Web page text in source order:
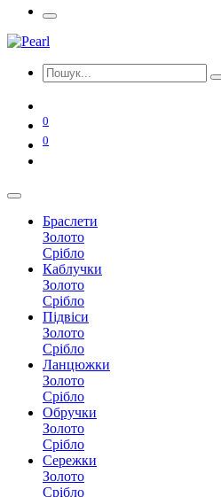
0
0
Браслети
Золото
Срібло
Каблучки
Золото
Срібло
Підвіси
Золото
Срібло
Ланцюжки
Золото
Срібло
Обручки
Золото
Срібло
Сережки
Золото
Срібло